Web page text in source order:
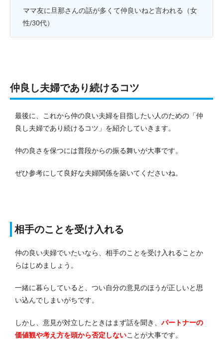
ママ友に旦那さんの話が多くて仲良いねと言われる（女
性/30代）
仲良し夫婦であり続けるコツ
最後に、これから仲の良い夫婦を目指したい人のための「仲
良し夫婦であり続けるコツ」を紹介していきます。
仲の良さを保つには普段からの振る舞いが大事です。
ぜひ参考にして良好な夫婦関係を築いてくださいね。
相手のことを受け入れる
仲の良い夫婦でいたいなら、相手のことを受け入れることか
らはじめましょう。
一緒に暮らしていると、つい自分の意見のほうが正しいと思
い込んでしまいがちです。
しかし、意見が対立したときはまず話を聞き、 パートナーの
価値観や考え方を頭から否定しないことが大事です。